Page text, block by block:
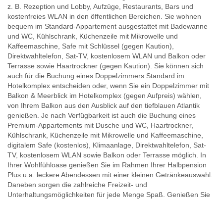
z. B. Rezeption und Lobby, Aufzüge, Restaurants, Bars und
kostenfreies WLAN in den öffentlichen Bereichen. Sie wohnen
bequem im Standard-Appartement ausgestattet mit Badewanne
und WC, Kühlschrank, Küchenzeile mit Mikrowelle und
Kaffeemaschine, Safe mit Schlüssel (gegen Kaution),
Direktwahltelefon, Sat-TV, kostenlosem WLAN und Balkon oder
Terrasse sowie Haartrockner (gegen Kaution). Sie können sich
auch für die Buchung eines Doppelzimmers Standard im
Hotelkomplex entscheiden oder, wenn Sie ein Doppelzimmer mit
Balkon & Meerblick im Hotelkomplex (gegen Aufpreis) wählen,
von Ihrem Balkon aus den Ausblick auf den tiefblauen Atlantik
genießen. Je nach Verfügbarkeit ist auch die Buchung eines
Premium-Appartements mit Dusche und WC, Haartrockner,
Kühlschrank, Küchenzeile mit Mikrowelle und Kaffeemaschine,
digitalem Safe (kostenlos), Klimaanlage, Direktwahltelefon, Sat-
TV, kostenlosem WLAN sowie Balkon oder Terrasse möglich. In
Ihrer Wohlfühloase genießen Sie im Rahmen Ihrer Halbpension
Plus u.a. leckere Abendessen mit einer kleinen Getränkeauswahl.
Daneben sorgen die zahlreiche Freizeit- und
Unterhaltungsmöglichkeiten für jede Menge Spaß. Genießen Sie